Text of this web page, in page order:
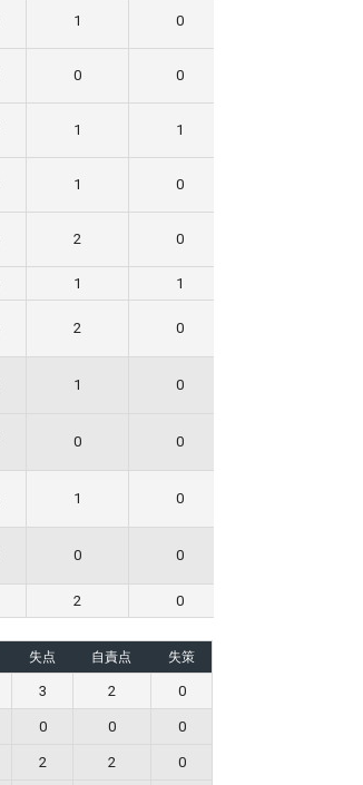
1 0
0 0
1 1
1 0
2 0
1 1
2 0
1 0
0 0
1 0
0 0
2 0
失点 自責点 失策
3 2 0
0 0 0
2 2 0